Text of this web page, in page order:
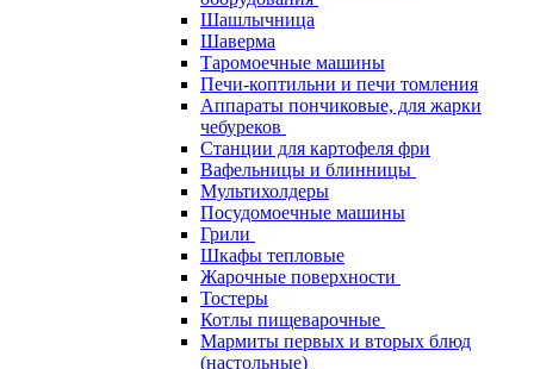
Шашлычница
Шаверма
Таромоечные машины
Печи-коптильни и печи томления
Аппараты пончиковые, для жарки
чебуреков
Станции для картофеля фри
Вафельницы и блинницы
Мультихолдеры
Посудомоечные машины
Грили
Шкафы тепловые
Жарочные поверхности
Тостеры
Котлы пищеварочные
Мармиты первых и вторых блюд
(настольные)